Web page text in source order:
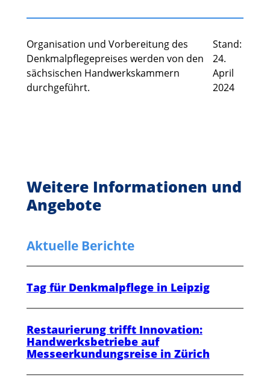
Organisation und Vorbereitung des
Denkmalpflegepreises werden von den
sächsischen Handwerkskammern
durchgeführt.
Stand:
24.
April
2024
Weitere Informationen und
Angebote
Aktuelle Berichte
Tag für Denkmalpflege in Leipzig
Restaurierung trifft Innovation:
Handwerksbetriebe auf
Messeerkundungsreise in Zürich